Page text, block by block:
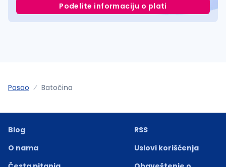
Podelite informaciju o plati
Posao Batočina
Blog
O nama
RSS
Uslovi korišćenja